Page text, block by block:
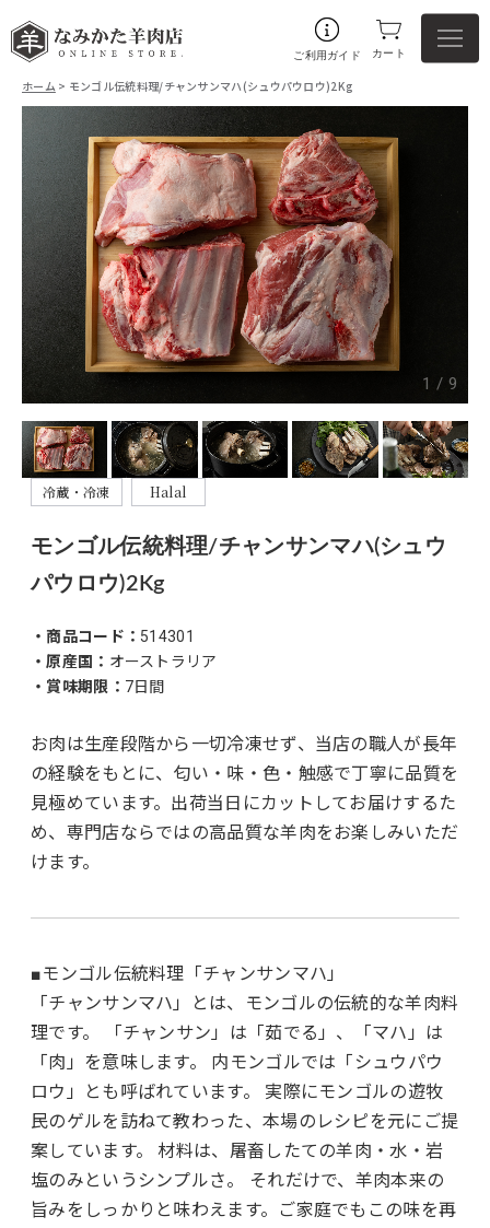
ご利用ガイド カート
ホーム> モンゴル伝統料理/チャンサンマハ(シュウパウロウ)2Kg
1 / 9
冷蔵・冷凍 Halal
モンゴル伝統料理/チャンサンマハ(シュウ
パウロウ)2Kg
・商品コード： 514301
・原産国： オーストラリア
・賞味期限： 7日間
お肉は生産段階から一切冷凍せず、当店の職人が長年
の経験をもとに、匂い・味・色・触感で丁寧に品質を
見極めています。出荷当日にカットしてお届けするた
め、専門店ならではの高品質な羊肉をお楽しみいただ
けます。
■モンゴル伝統料理「チャンサンマハ」
「チャンサンマハ」とは、モンゴルの伝統的な羊肉料
理です。 「チャンサン」は「茹でる」、「マハ」は
「肉」を意味します。 内モンゴルでは「シュウパウ
ロウ」とも呼ばれています。 実際にモンゴルの遊牧
民のゲルを訪ねて教わった、本場のレシピを元にご提
案しています。 材料は、屠畜したての羊肉・水・岩
塩のみというシンプルさ。 それだけで、羊肉本来の
旨みをしっかりと味わえます。ご家庭でもこの味を再